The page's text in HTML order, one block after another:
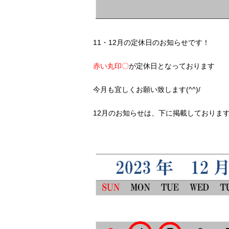
11・12月の定休日のお知らせです！
赤い丸印〇が定休日となっております
今月も宜しくお願い致します(^^)/
12月のお知らせは、下に掲載しておりま